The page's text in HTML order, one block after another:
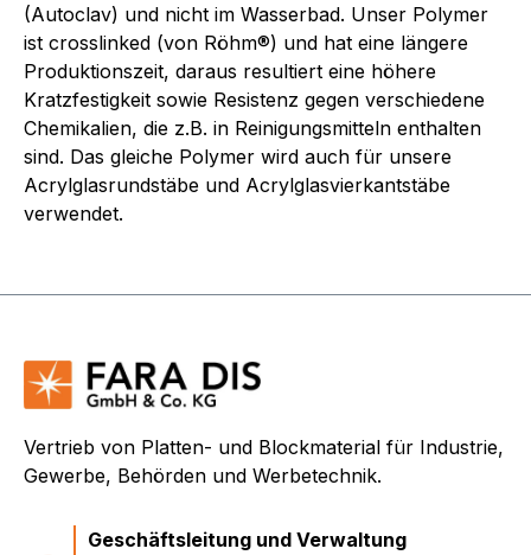
(Autoclav) und nicht im Wasserbad. Unser Polymer
ist crosslinked (von Röhm®) und hat eine längere
Produktionszeit, daraus resultiert eine höhere
Kratzfestigkeit sowie Resistenz gegen verschiedene
Chemikalien, die z.B. in Reinigungsmitteln enthalten
sind. Das gleiche Polymer wird auch für unsere
Acrylglasrundstäbe und Acrylglasvierkantstäbe
verwendet.
Vertrieb von Platten- und Blockmaterial für Industrie,
Gewerbe, Behörden und Werbetechnik.
Geschäftsleitung und Verwaltung